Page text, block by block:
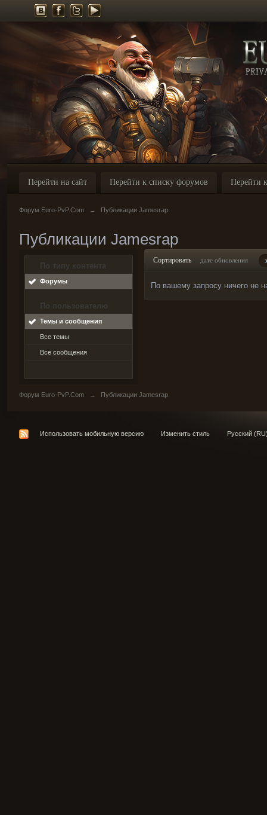
Перейти на сайт Перейти к списку форумов Перейти
Форум Euro-PvP.Com → Публикации Jamesrap
Публикации Jamesrap
По типу контента
Форумы
По пользователю
Темы и сообщения
Все темы
Все сообщения
Сортировать дате обновления
По вашему запросу ничего не
Форум Euro-PvP.Com → Публикации Jamesrap
Использовать мобильную версию Изменить стиль Русский